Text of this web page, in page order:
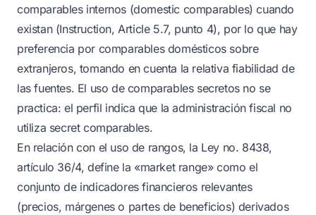
comparables internos (domestic comparables) cuando
existan (Instruction, Article 5.7, punto 4), por lo que hay
preferencia por comparables domésticos sobre
extranjeros, tomando en cuenta la relativa fiabilidad de
las fuentes. El uso de comparables secretos no se
practica: el perfil indica que la administración fiscal no
utiliza secret comparables.
En relación con el uso de rangos, la Ley no. 8438,
artículo 36/4, define la «market range» como el
conjunto de indicadores financieros relevantes
(precios, márgenes o partes de beneficios) derivados